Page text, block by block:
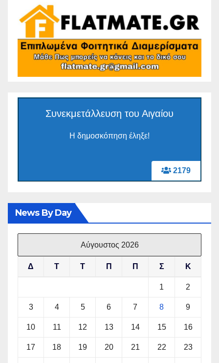
2179
Συνεκμετάλλευση του Αιγαίου
Η δημοσκόπηση έληξε!
News By Day
Αύγουστος 2026
Δ Τ Τ Π Π Σ Κ
1 2
3 4 5 6 7 8 9
10 11 12 13 14 15 16
17 18 19 20 21 22 23